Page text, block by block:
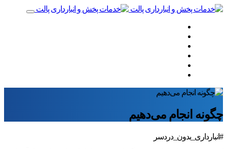
چگونه انجام می‌دهیم
#انبارداری_بدون_دردسر